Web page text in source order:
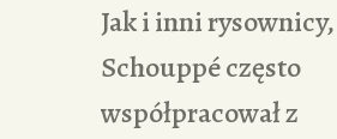
Jak i inni rysownicy,
Schouppé często
współpracował z